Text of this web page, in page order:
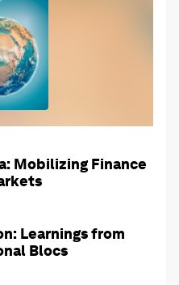
Mobilizing Finance
Learnings from
Blocs